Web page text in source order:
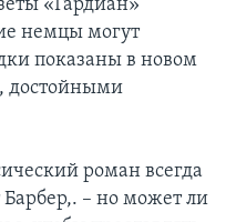
«Гардиан»
немцы могут
показаны в новом
достойными
роман всегда
– но может ли